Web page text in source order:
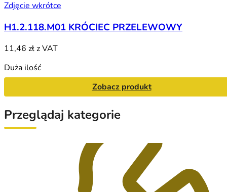
Zdjęcie wkrótce
H1.2.118.M01 KRÓCIEC PRZELEWOWY
11,46 złz VAT
Duża ilość
Zobacz produkt
Przeglądaj kategorie